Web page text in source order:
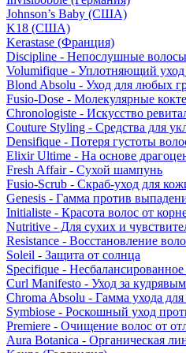
Johnson’s Baby (США)
K18 (США)
Kerastase (Франция)
Discipline - Непослушные волосы
Volumifique - Уплотняющий уход
Blond Absolu - Уход для любых
Fusio-Dose - Молекулярные
Chronologiste - Искусство
Couture Styling - Средства для
Densifique - Потеря густоты
Elixir Ultime - На основе
Fresh Affair - Сухой шампунь
Fusio-Scrub - Скраб-уход для
Genesis - Гамма против
Initialiste - Красота волос от
Nutritive - Для сухих и
Resistance - Восстановление
Soleil - Защита от солнца
Specifique -
Curl Manifesto - Уход за
Chroma Absolu - Гамма ухода
Symbiose - Роскошный уход
Premiere - Очищение волос от
Aura Botanica - Органическая